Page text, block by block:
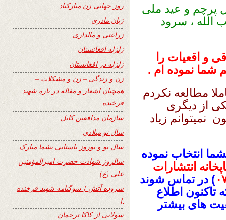
پرچم و عید ملی
الله ، سرود
و اقعیات را
شما نموده ام .
مطالعه نکردم
از دیگری
نمیتوانم زیاد
انتخاب نموده
انتشارات
) در تماس شوند
تاکنون اطلاع
های بیشتر
روز جهانی زن مبارکباد
زبان مادری
زراعتی و مالداری
زلزله افغانستان
زلزله در افغانستان
زن و زندگی – زن و مشکلات –
همچنان اشعار و مقاله در باره شهید
فرخنده
سازمان مدافعین کابل
سال نو میلادی
سال نو و نوروز باستانی بشما مبارک
سالروز شهادت حضرت امیرالمؤمنین
علی (ع)
سروده آتش { سوگنامه شهید فرخنده
}
سولاتی از کاکا ترجمان